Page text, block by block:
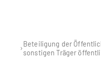
Beteiligung der
sonstigen Träger